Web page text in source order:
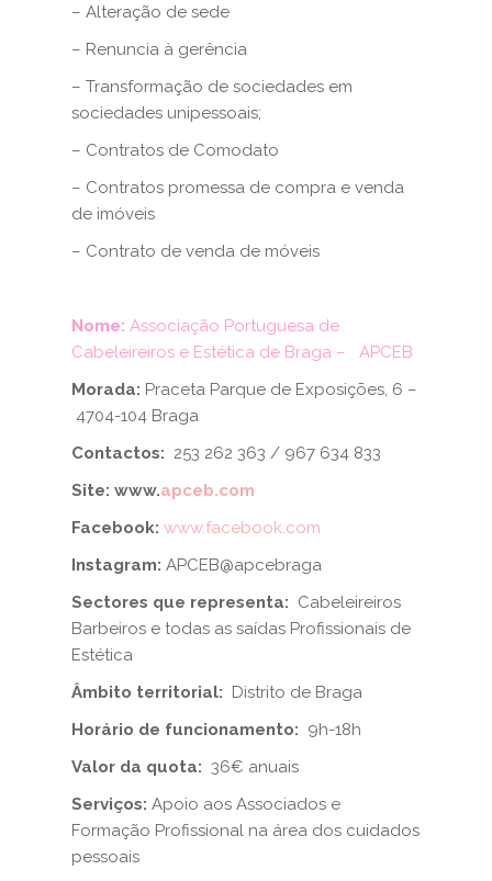
– Alteração de sede
– Renuncia à gerência
– Transformação de sociedades em
sociedades unipessoais;
– Contratos de Comodato
– Contratos promessa de compra e venda
de imóveis
– Contrato de venda de móveis
Nome: Associação Portuguesa de
Cabeleireiros e Estética de Braga – APCEB
Morada: Praceta Parque de Exposições, 6 –
4704-104 Braga
Contactos: 253 262 363 / 967 634 833
Site: www.apceb.com
Facebook: www.facebook.com
Instagram: APCEB@apcebraga
Sectores que representa: Cabeleireiros
Barbeiros e todas as saídas Profissionais de
Estética
Âmbito territorial: Distrito de Braga
Horário de funcionamento: 9h-18h
Valor da quota: 36€ anuais
Serviços: Apoio aos Associados e
Formação Profissional na área dos cuidados
pessoais